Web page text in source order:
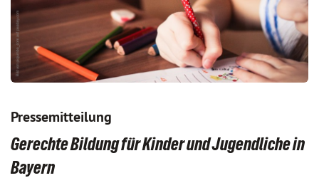
Pressemitteilung
Gerechte Bildung für Kinder und Jugendliche in
Bayern